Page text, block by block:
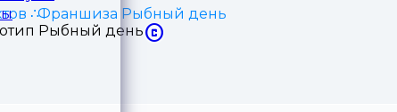
Франшиза Рыбный день